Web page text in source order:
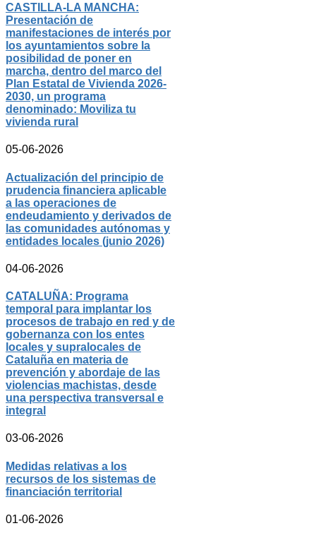
CASTILLA-LA MANCHA:
Presentación de
manifestaciones de interés por
los ayuntamientos sobre la
posibilidad de poner en
marcha, dentro del marco del
Plan Estatal de Vivienda 2026-
2030, un programa
denominado: Moviliza tu
vivienda rural
05-06-2026
Actualización del principio de
prudencia financiera aplicable
a las operaciones de
endeudamiento y derivados de
las comunidades autónomas y
entidades locales (junio 2026)
04-06-2026
CATALUÑA: Programa
temporal para implantar los
procesos de trabajo en red y de
gobernanza con los entes
locales y supralocales de
Cataluña en materia de
prevención y abordaje de las
violencias machistas, desde
una perspectiva transversal e
integral
03-06-2026
Medidas relativas a los
recursos de los sistemas de
financiación territorial
01-06-2026